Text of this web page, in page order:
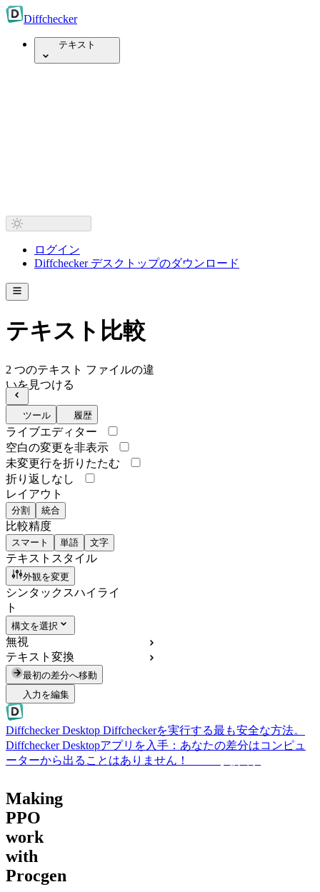
Diffchecker
テキスト
ログイン
Diffchecker デスクトップのダウンロード
テキスト比較
2 つのテキスト ファイルの違
いを見つける
ツール 履歴
ライブエディター
空白の変更を非表示
未変更行を折りたたむ
折り返しなし
レイアウト
分割 統合
比較精度
スマート 単語 文字
テキストスタイル
外観を変更
シンタックスハイライ
ト
構文を選択
無視
テキスト変換
最初の差分へ移動
入力を編集
Diffchecker Desktop Diffcheckerを実行する最も安全な方法。
Diffchecker Desktopアプリを入手：あなたの差分はコンピュ
ーターから出ることはありません！
Making
PPO
work
with
Procgen